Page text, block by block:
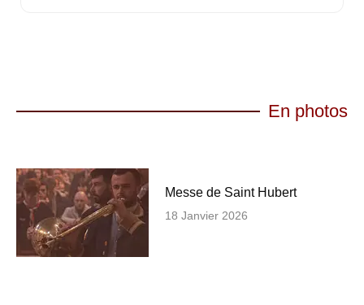
En photos
Messe de Saint Hubert
18 Janvier 2026